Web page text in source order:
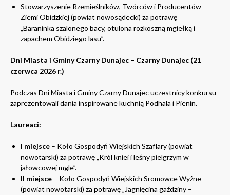
Stowarzyszenie Rzemieślników, Twórców i Producentów
Ziemi Obidzkiej (powiat nowosądecki) za potrawę
„Baraninka szalonego bacy, otulona rozkoszną mgiełką i
zapachem Obidziego lasu”.
Dni Miasta i Gminy Czarny Dunajec – Czarny Dunajec (21
czerwca 2026 r.)
Podczas Dni Miasta i Gminy Czarny Dunajec uczestnicy konkursu
zaprezentowali dania inspirowane kuchnią Podhala i Pienin.
Laureaci:
I miejsce – Koło Gospodyń Wiejskich Szaflary (powiat
nowotarski) za potrawę „Król kniei i leśny pielgrzym w
jałowcowej mgle”.
II miejsce – Koło Gospodyń Wiejskich Sromowce Wyżne
(powiat nowotarski) za potrawę „Jagnięcina gaździny –